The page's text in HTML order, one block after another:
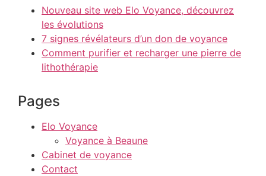
Nouveau site web Elo Voyance, découvrez
les évolutions
7 signes révélateurs d’un don de voyance
Comment purifier et recharger une pierre de
lithothérapie
Pages
Elo Voyance
Voyance à Beaune
Cabinet de voyance
Contact